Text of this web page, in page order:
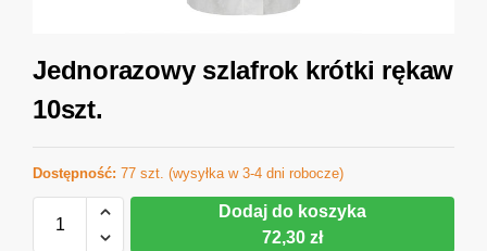
Jednorazowy szlafrok krótki rękaw
10szt.
Dostępność: 77 szt. (wysyłka w 3-4 dni robocze)
Dodaj do koszyka
72,30 zł